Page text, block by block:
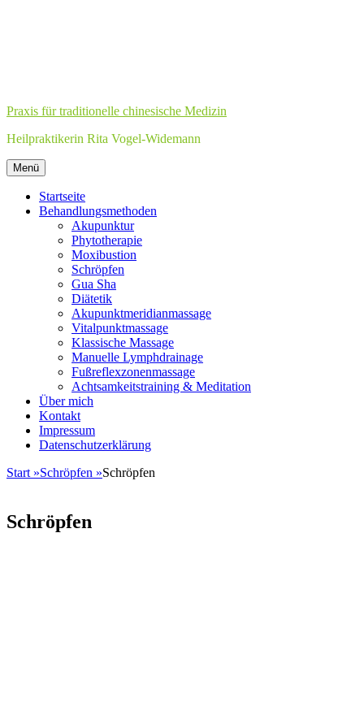
Praxis für traditionelle chinesische Medizin
Heilpraktikerin Rita Vogel-Widemann
Menü Zum
Inhalt
springen
Startseite
Behandlungsmethoden
Akupunktur
Phytotherapie
Moxibustion
Schröpfen
Gua Sha
Diätetik
Akupunktmeridianmassage
Vitalpunktmassage
Klassische Massage
Manuelle Lymphdrainage
Fußreflexzonenmassage
Achtsamkeitstraining & Meditation
Über mich
Kontakt
Impressum
Datenschutzerklärung
Start »Schröpfen »Schröpfen
Schröpfen